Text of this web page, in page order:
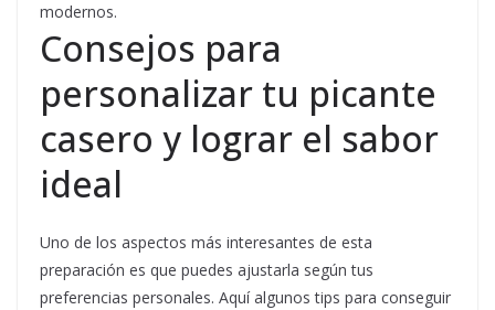
modernos.
Consejos para
personalizar tu picante
casero y lograr el sabor
ideal
Uno de los aspectos más interesantes de esta
preparación es que puedes ajustarla según tus
preferencias personales. Aquí algunos tips para conseguir